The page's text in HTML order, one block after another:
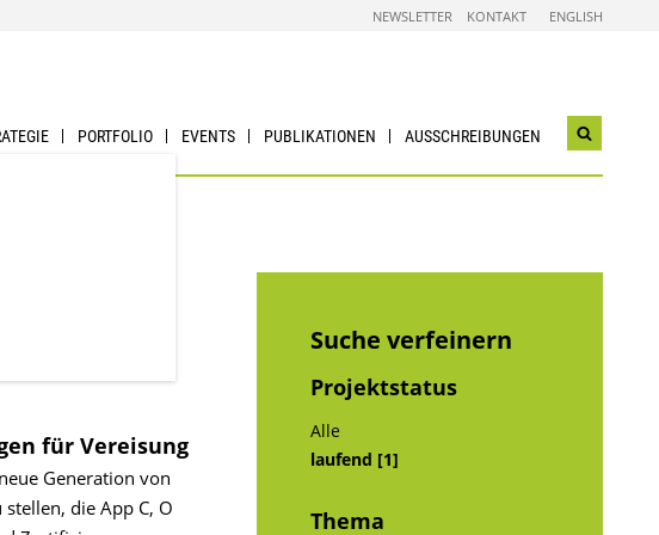
NEWSLETTER KONTAKT ENGLISH
PORTFOLIO EVENTS PUBLIKATIONEN AUSSCHREIBUNGEN
für Vereisung
Generation von
die App C, O
Suche verfeinern
Projektstatus
Alle
laufend [1]
Thema